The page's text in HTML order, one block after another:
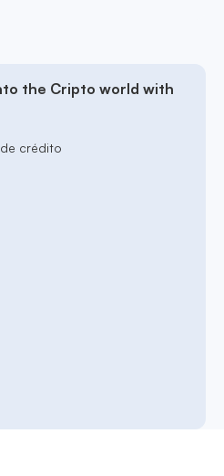
the Cripto world with
crédito